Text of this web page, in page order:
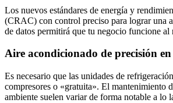
Los nuevos estándares de energía y
(CRAC) con control preciso para lograr una
de datos permitirá que tu negocio funcione
Aire acondicionado de precisión
Es necesario que las unidades de
compresores o «gratuita». El mantenimiento
ambiente suelen variar de forma notable a lo